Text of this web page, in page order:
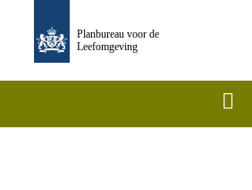
Planbureau voor de
Leefomgeving